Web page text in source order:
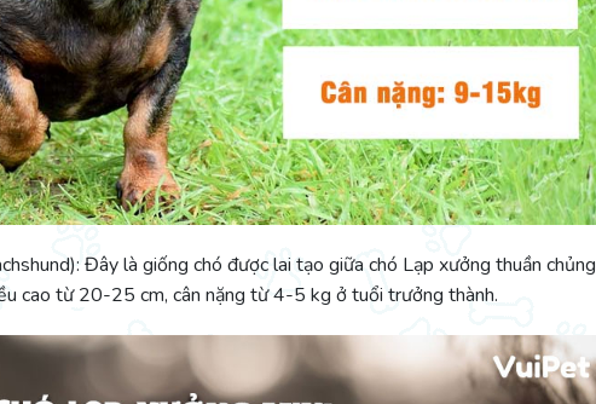
Đây là giống chó được lai tạo giữa chó Lạp xưởng thuần chủng
cao từ 20-25 cm, cân nặng từ 4-5 kg ở tuổi trưởng thành.